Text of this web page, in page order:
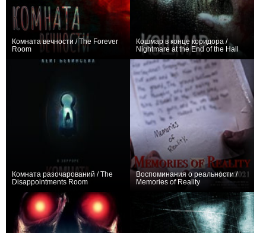
Комната вечности / The Forever
Room
Кошмар в конце коридора /
Nightmare at the End of the Hall
Комната разочарований / The
Disappointments Room
Воспоминания о реальности /
Memories of Reality